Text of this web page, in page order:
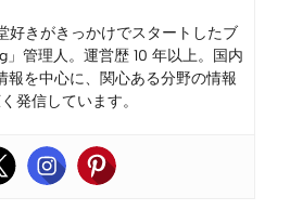
好きがきっかけでスタートしたブ
」管理人。運営歴 10 年以上。国内
報を中心に、関心ある分野の情報
発信しています。